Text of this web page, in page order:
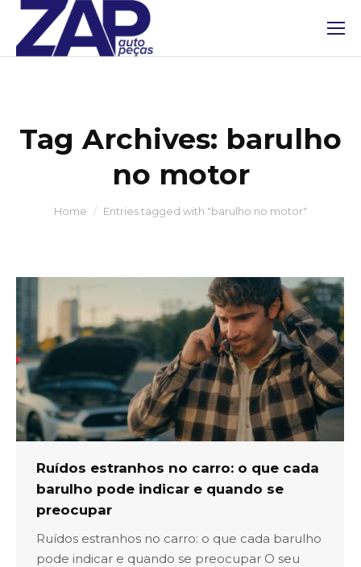
Tag Archives: barulho
no motor
You are here:
Home Entries tagged with "barulho no motor"
Ruídos estranhos no carro: o que cada
barulho pode indicar e quando se
preocupar
Ruídos estranhos no carro: o que cada barulho
pode indicar e quando se preocupar O seu